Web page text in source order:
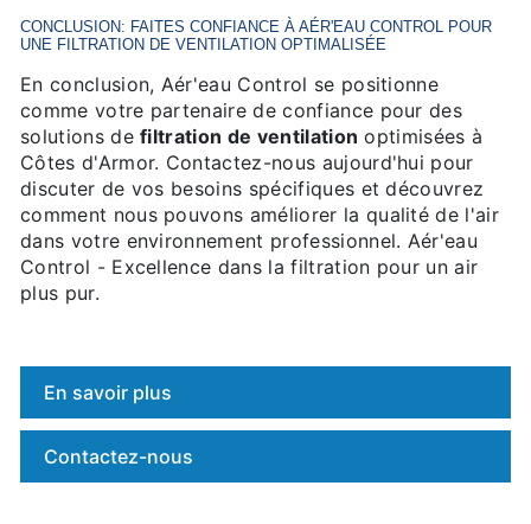
CONCLUSION: FAITES CONFIANCE À AÉR'EAU CONTROL POUR
UNE FILTRATION DE VENTILATION OPTIMALISÉE
En conclusion, Aér'eau Control se positionne
comme votre partenaire de confiance pour des
solutions defiltration de ventilation optimisées à
Côtes d'Armor. Contactez-nous aujourd'hui pour
discuter de vos besoins spécifiques et découvrez
comment nous pouvons améliorer la qualité de l'air
dans votre environnement professionnel. Aér'eau
Control - Excellence dans la filtration pour un air
plus pur.
En savoir plus
Contactez-nous